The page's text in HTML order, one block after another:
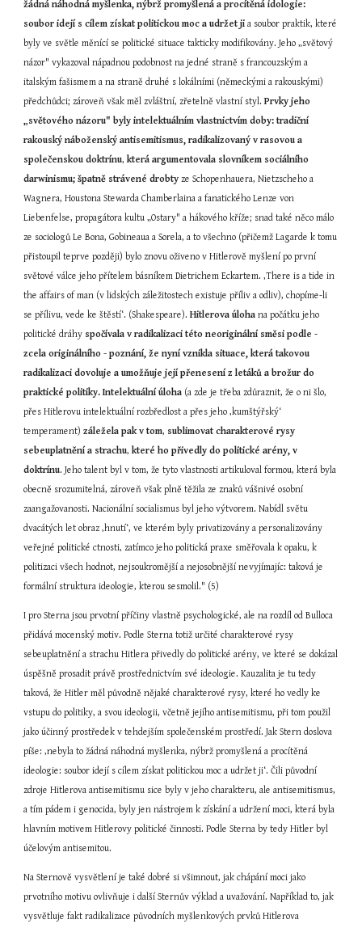
žádná náhodná myšlenka, nýbrž promyšlená a procítěná idologie:
soubor idejí s cílem získat politickou moc a udržet ji a soubor praktik, které
byly ve světle měnící se politické situace takticky modifikovány. Jeho „světový
názor" vykazoval nápadnou podobnost na jedné straně s francouzským a
italským fašismem a na straně druhé s lokálními (německými a rakouskými)
předchůdci; zároveň však měl zvláštní, zřetelně vlastní styl. Prvky jeho
„světového názoru" byly intelektuálním vlastnictvím doby: tradiční
rakouský náboženský antisemitismus, radikalizovaný v rasovou a
společenskou doktrínu, která argumentovala slovníkem sociálního
darwinismu; špatně strávené drobty ze Schopenhauera, Nietzscheho a
Wagnera, Houstona Stewarda Chamberlaina a fanatického Lenze von
Liebenfelse, propagátora kultu „Ostary" a hákového kříže; snad také něco málo
ze sociologů Le Bona, Gobineaua a Sorela, a to všechno (přičemž Lagarde k tomu
přistoupil teprve později) bylo znovu oživeno v Hitlerově myšlení po první
světové válce jeho přítelem básníkem Dietrichem Eckartem. ‚There is a tide in
the affairs of man (v lidských záležitostech existuje příliv a odliv), chopíme-li
se přílivu, vede ke štěstí‘. (Shakespeare). Hitlerova úloha na počátku jeho
politické dráhy spočívala v radikalizaci této neoriginální směsi podle -
zcela originálního - poznání, že nyní vznikla situace, která takovou
radikalizaci dovoluje a umožňuje její přenesení z letáků a brožur do
praktické politiky. Intelektuální úloha (a zde je třeba zdůraznit, že o ni šlo,
přes Hitlerovu intelektuální rozbředlost a přes jeho ‚kumštýřský‘
temperament) záležela pak v tom, sublimovat charakterové rysy
sebeuplatnění a strachu, které ho přivedly do politické arény, v
doktrínu. Jeho talent byl v tom, že tyto vlastnosti artikuloval formou, která byla
obecně srozumitelná, zároveň však plně těžila ze znaků vášnivé osobní
zaangažovanosti. Nacionální socialismus byl jeho výtvorem. Nabídl světu
dvacátých let obraz ‚hnutí‘, ve kterém byly privatizovány a personalizovány
veřejné politické ctnosti, zatímco jeho politická praxe směřovala k opaku, k
politizaci všech hodnot, nejsoukromější a nejosobnější nevyjímajíc: taková je
formální struktura ideologie, kterou sesmolil." (5)
I pro Sterna jsou prvotní příčiny vlastně psychologické, ale na rozdíl od Bulloca
přidává mocenský motiv. Podle Sterna totiž určité charakterové rysy
sebeuplatnění a strachu Hitlera přivedly do politické arény, ve které se dokázal
úspěšně prosadit právě prostřednictvím své ideologie. Kauzalita je tu tedy
taková, že Hitler měl původně nějaké charakterové rysy, které ho vedly ke
vstupu do politiky, a svou ideologii, včetně jejího antisemitismu, při tom použil
jako účinný prostředek v tehdejším společenském prostředí. Jak Stern doslova
píše: ‚nebyla to žádná náhodná myšlenka, nýbrž promyšlená a procítěná
ideologie: soubor idejí s cílem získat politickou moc a udržet ji‘. Čili původní
zdroje Hitlerova antisemitismu sice byly v jeho charakteru, ale antisemitismus,
a tím pádem i genocida, byly jen nástrojem k získání a udržení moci, která byla
hlavním motivem Hitlerovy politické činnosti. Podle Sterna by tedy Hitler byl
účelovým antisemitou.
Na Sternově vysvětlení je také dobré si všimnout, jak chápání moci jako
prvotního motivu ovlivňuje i další Sternův výklad a uvažování. Například to, jak
vysvětluje fakt radikalizace původních myšlenkových prvků Hitlerova